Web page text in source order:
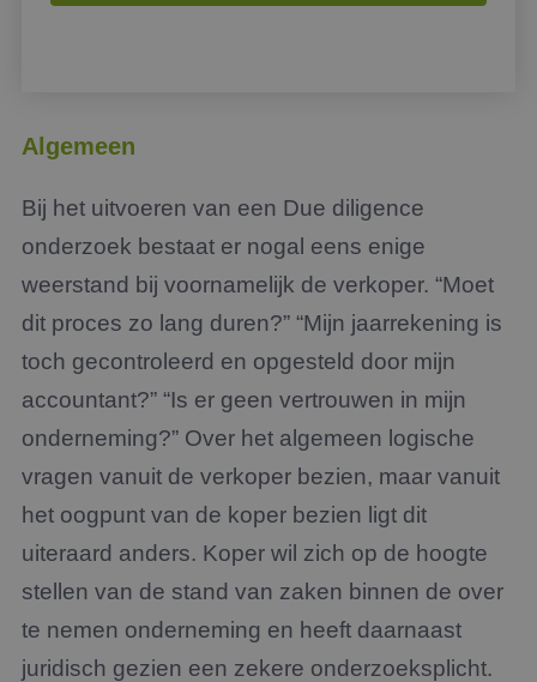
Algemeen
Bij het uitvoeren van een Due diligence
onderzoek bestaat er nogal eens enige
weerstand bij voornamelijk de verkoper. “Moet
dit proces zo lang duren?” “Mijn jaarrekening is
toch gecontroleerd en opgesteld door mijn
accountant?” “Is er geen vertrouwen in mijn
onderneming?” Over het algemeen logische
vragen vanuit de verkoper bezien, maar vanuit
het oogpunt van de koper bezien ligt dit
uiteraard anders. Koper wil zich op de hoogte
stellen van de stand van zaken binnen de over
te nemen onderneming en heeft daarnaast
juridisch gezien een zekere onderzoeksplicht.